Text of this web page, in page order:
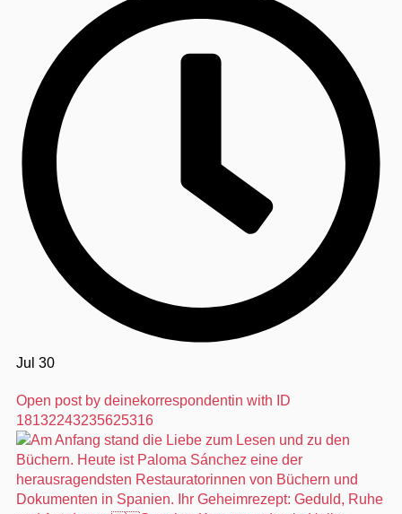
Jul 30
Open post by deinekorrespondentin with ID
18132243235625316